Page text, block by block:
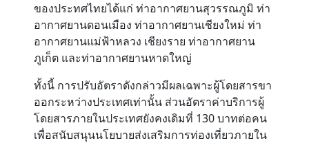
ของประทศไทยได้แก่ ท่าอากาศยานสุวรรณภูมิ ท่า
อากาศยานดอนเมือง ท่าอากาศยานเชียงใหม่ ท่า
อากาศยานแม่ฟ้าหลวง เชียงราย ท่าอากาศยาน
ภูเก็ต และท่าอากาศยานหาดใหญ่
ทั้งนี้ การปรับอัตราดังกล่าวมีผลเฉพาะผู้โดยสารขา
ออกระหว่างประเทศเท่านั้น ส่วนอัตราค่าบริการผู้
โดยสารภายในประเทศยังคงเดิมที่ 130 บาทต่อคน
เพื่อสนับสนุนนโยบายส่งเสริมการท่องเที่ยวภายใน